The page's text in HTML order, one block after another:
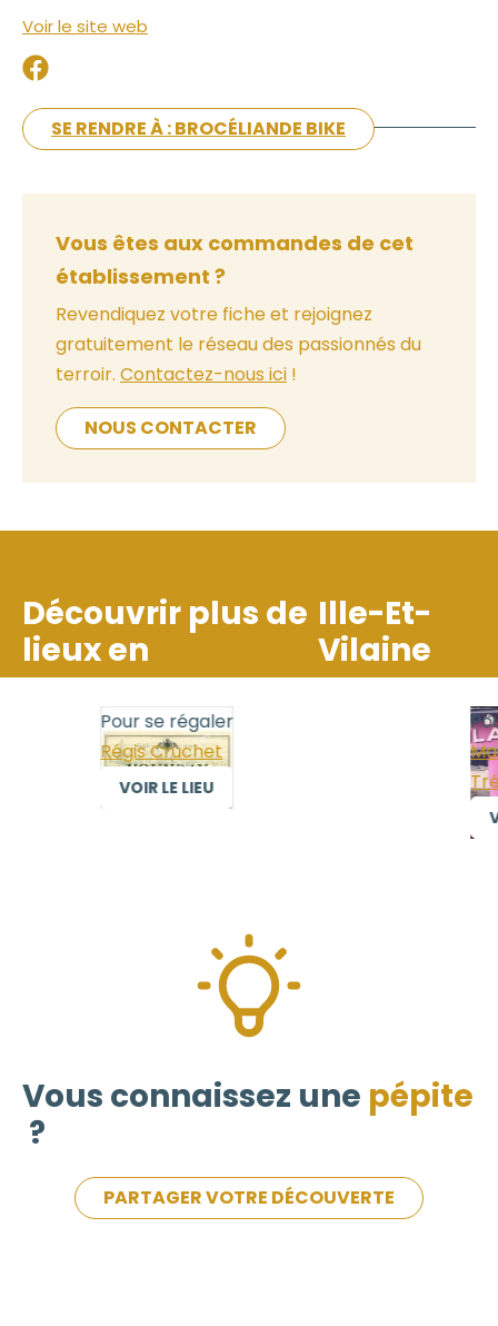
Voir le site web
SE RENDRE À : BROCÉLIANDE BIKE
Vous êtes aux commandes de cet
établissement ?
Revendiquez votre fiche et rejoignez
gratuitement le réseau des passionnés du
terroir. Contactez-nous ici !
NOUS CONTACTER
Découvrir plus de
lieux en
Ille-Et-
Vilaine
Pour se régaler
Régis Cruchet
VOIR LE LIEU
Vous connaissez une pépite
?
PARTAGER VOTRE DÉCOUVERTE